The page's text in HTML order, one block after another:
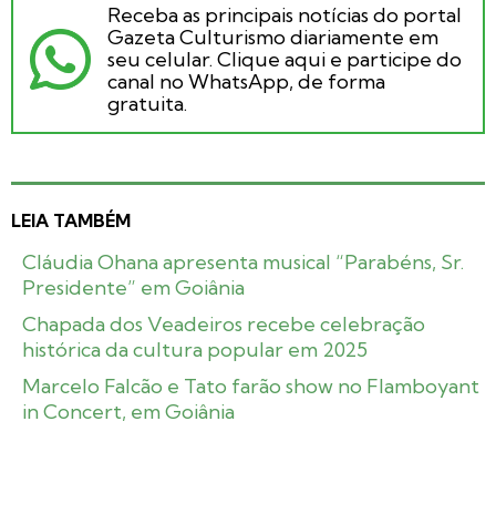
Receba as principais notícias do portal
Gazeta Culturismo diariamente em
seu celular. Clique aqui e participe do
canal no WhatsApp, de forma
gratuita.
LEIA TAMBÉM
Cláudia Ohana apresenta musical “Parabéns, Sr.
Presidente” em Goiânia
Chapada dos Veadeiros recebe celebração
histórica da cultura popular em 2025
Marcelo Falcão e Tato farão show no Flamboyant
in Concert, em Goiânia